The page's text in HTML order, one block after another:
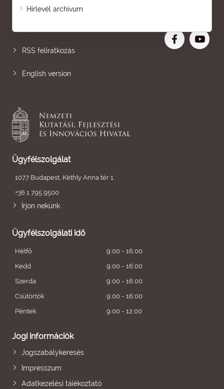
Hírlevél archívum
Oldaltérkép
RSS feliratkozás
English version
Ügyfélszolgálat
1077 Budapest, Kéthly Anna tér 1.
+36 1 795 9500
Írjon nekünk
Ügyfélszolgálati idő
Hétfő
9:00 - 16:00
Kedd
9:00 - 16:00
Szerda
9:00 - 16:00
Csütörtök
9:00 - 16:00
Péntek
9:00 - 12:00
Jogi információk
Jogszabálykeresés
Impresszum
Adatkezelési tájékoztató